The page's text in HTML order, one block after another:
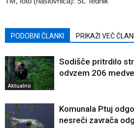
PODOBNI ČLANKI PRIKAŽI VEČ
Aktualno
Sodišče pritrdilo
odvzem 206
Komunala Ptuj
nesreči zavrača